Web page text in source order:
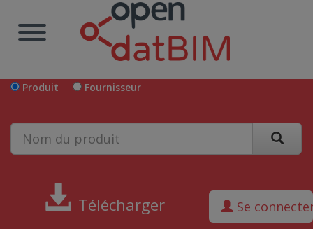
Produit Fournisseur
Télécharger Se